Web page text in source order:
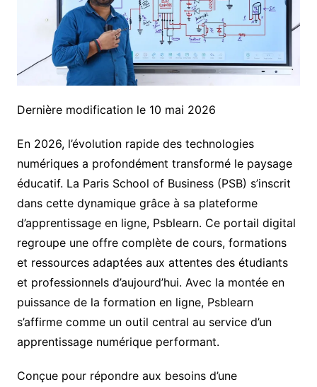
Dernière modification le 10 mai 2026
En 2026, l’évolution rapide des technologies
numériques a profondément transformé le paysage
éducatif. La Paris School of Business (PSB) s’inscrit
dans cette dynamique grâce à sa plateforme
d’apprentissage en ligne, Psblearn. Ce portail digital
regroupe une offre complète de cours, formations
et ressources adaptées aux attentes des étudiants
et professionnels d’aujourd’hui. Avec la montée en
puissance de la formation en ligne, Psblearn
s’affirme comme un outil central au service d’un
apprentissage numérique performant.
Conçue pour répondre aux besoins d’une